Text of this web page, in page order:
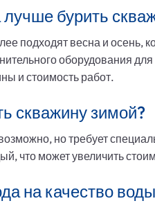
бурить
подходят весна и осень,
оборудования
и стоимость работ.
скважину зимой?
но требует
что может увеличить
на качество